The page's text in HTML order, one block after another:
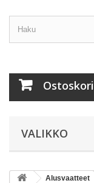
Ostoskori
VALIKKO
Alusvaatteet